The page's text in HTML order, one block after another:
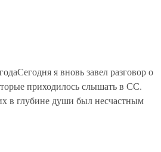
я вновь завел разговор о
приходилось слышать в СС.
в глубине души был несчастным